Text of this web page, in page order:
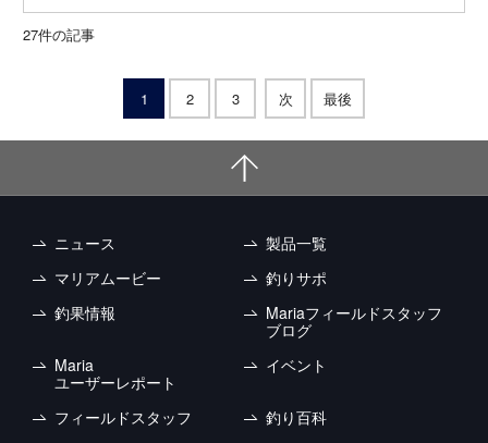
27件の記事
1 2 3 次 最後
ニュース
製品一覧
マリアムービー
釣りサポ
釣果情報
Mariaフィールドスタッフ
ブログ
Maria
ユーザーレポート
イベント
フィールドスタッフ 釣り百科